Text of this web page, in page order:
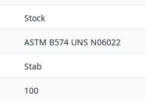
Stock
ASTM B574 UNS N06022
Stab
100